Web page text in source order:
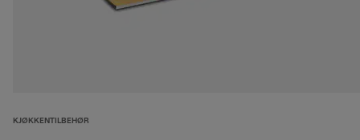
KJØKKENTILBEHØR